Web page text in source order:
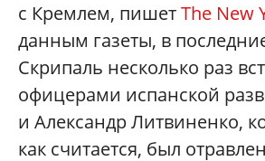
с Кремлем, пишетThe New
данным газеты, в
Скрипаль несколько раз
офицерами испанской
и Александр Литвиненко,
как считается, был отравлен